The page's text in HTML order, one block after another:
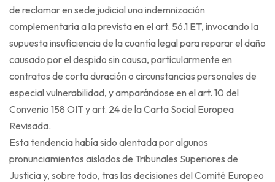
de reclamar en sede judicial una indemnización
complementaria a la prevista en el art. 56.1 ET, invocando la
supuesta insuficiencia de la cuantía legal para reparar el daño
causado por el despido sin causa, particularmente en
contratos de corta duración o circunstancias personales de
especial vulnerabilidad, y amparándose en el art. 10 del
Convenio 158 OIT y art. 24 de la Carta Social Europea
Revisada.
Esta tendencia había sido alentada por algunos
pronunciamientos aislados de Tribunales Superiores de
Justicia y, sobre todo, tras las decisiones del Comité Europeo